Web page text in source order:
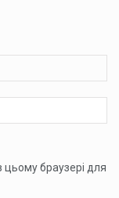
цьому браузері для